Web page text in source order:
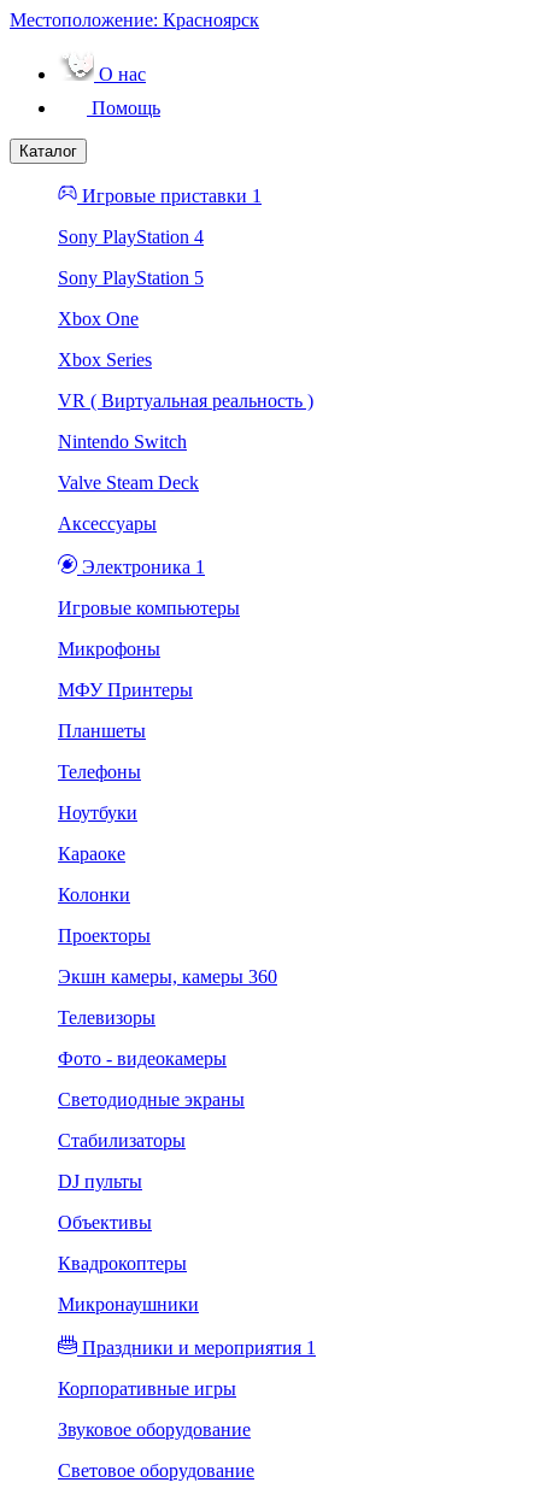
Местоположение: Красноярск
О нас
Помощь
Каталог
Игровые приставки 1
Sony PlayStation 4
Sony PlayStation 5
Xbox One
Xbox Series
VR ( Виртуальная реальность )
Nintendo Switch
Valve Steam Deck
Аксессуары
Электроника 1
Игровые компьютеры
Микрофоны
МФУ Принтеры
Планшеты
Телефоны
Ноутбуки
Караоке
Колонки
Проекторы
Экшн камеры, камеры 360
Телевизоры
Фото - видеокамеры
Светодиодные экраны
Стабилизаторы
DJ пульты
Объективы
Квадрокоптеры
Микронаушники
Праздники и мероприятия 1
Корпоративные игры
Звуковое оборудование
Световое оборудование